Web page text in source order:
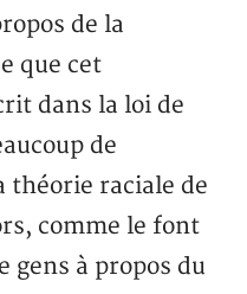
de la
que cet
dans la loi de
de
théorie raciale de
comme le font
gens à propos du